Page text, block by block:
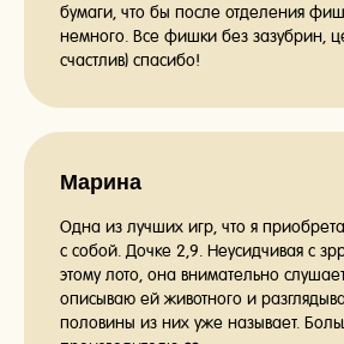
бумаги, что бы после отделения
немного. Все фишки без зазубрин,
счастлив) спасибо!
Марина
Одна из лучших игр, что я
с собой. Дочке 2,9. Неусидчивая с
этому лото, она внимательно
описываю ей животного и
половины из них уже называет.